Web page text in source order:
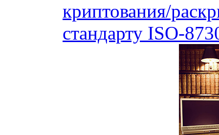
криптования/
стандарту ISO-